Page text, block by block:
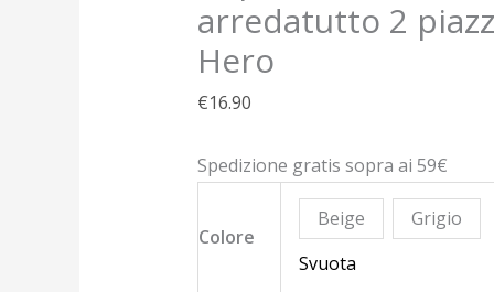
arredatutto 2
Hero
€16.90
Spedizione gratis sopra ai 59€
Colore
Beige
Grigio
Svuota